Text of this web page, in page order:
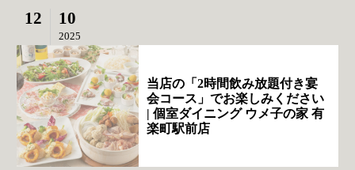
12 10
2025
当店の「2時間飲み放題付き宴
会コース」でお楽しみください
| 個室ダイニング ウメ子の家 有
楽町駅前店